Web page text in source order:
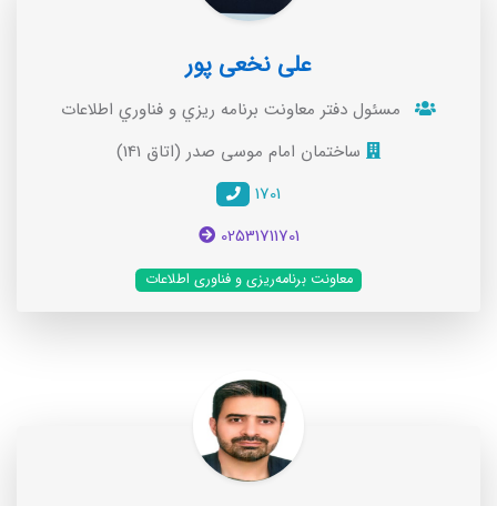
علی نخعی پور
مسئول دفتر معاونت برنامه ريزي و فناوري اطلاعات
ساختمان امام موسی صدر (اتاق 141)
1701
02531711701
معاونت برنامه‌ریزی و فناوری اطلاعات